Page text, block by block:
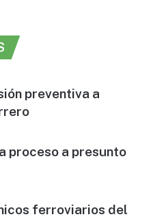
preventiva a
proceso a presunto
ferroviarios del